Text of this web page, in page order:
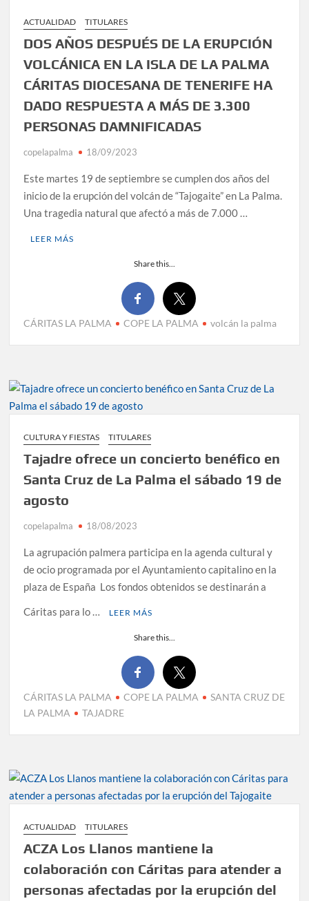
ACTUALIDAD TITULARES
DOS AÑOS DESPUÉS DE LA ERUPCIÓN
VOLCÁNICA EN LA ISLA DE LA PALMA
CÁRITAS DIOCESANA DE TENERIFE HA
DADO RESPUESTA A MÁS DE 3.300
PERSONAS DAMNIFICADAS
copelapalma 18/09/2023
Este martes 19 de septiembre se cumplen dos años del
inicio de la erupción del volcán de “Tajogaite” en La Palma.
Una tragedia natural que afectó a más de 7.000 …
LEER MÁS
Share this...
CÁRITAS LA PALMA COPE LA PALMA volcán la palma
CULTURA Y FIESTAS TITULARES
Tajadre ofrece un concierto benéfico en
Santa Cruz de La Palma el sábado 19 de
agosto
copelapalma 18/08/2023
La agrupación palmera participa en la agenda cultural y
de ocio programada por el Ayuntamiento capitalino en la
plaza de España Los fondos obtenidos se destinarán a
Cáritas para lo …
LEER MÁS
Share this...
CÁRITAS LA PALMA COPE LA PALMA
SANTA CRUZ DE
LA PALMA
TAJADRE
ACTUALIDAD TITULARES
ACZA Los Llanos mantiene la
colaboración con Cáritas para atender a
personas afectadas por la erupción del